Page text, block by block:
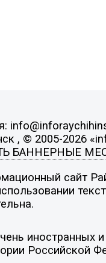
, © 2005-2026
БАННЕРНЫЕ
сайт
иностранных
Российской